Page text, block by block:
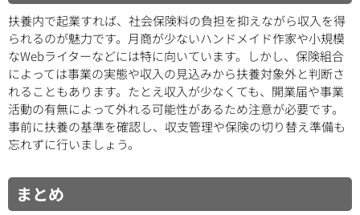
扶養内で起業すれば、社会保険料の負担を抑えながら収入を得
られるのが魅力です。月商が少ないハンドメイド作家や小規模
なWebライターなどには特に向いています。しかし、保険組合
によっては事業の実態や収入の見込みから扶養対象外と判断さ
れることもあります。たとえ収入が少なくても、開業届や事業
活動の有無によって外れる可能性があるため注意が必要です。
事前に扶養の基準を確認し、収支管理や保険の切り替え準備も
忘れずに行いましょう。
まとめ